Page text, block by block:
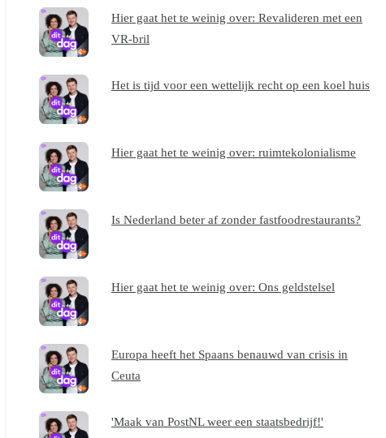
Hier gaat het te weinig over: Revalideren met een
VR-bril
Het is tijd voor een wettelijk recht op een koel huis
Hier gaat het te weinig over: ruimtekolonialisme
Is Nederland beter af zonder fastfoodrestaurants?
Hier gaat het te weinig over: Ons geldstelsel
Europa heeft het Spaans benauwd van crisis in
Ceuta
'Maak van PostNL weer een staatsbedrijf!'